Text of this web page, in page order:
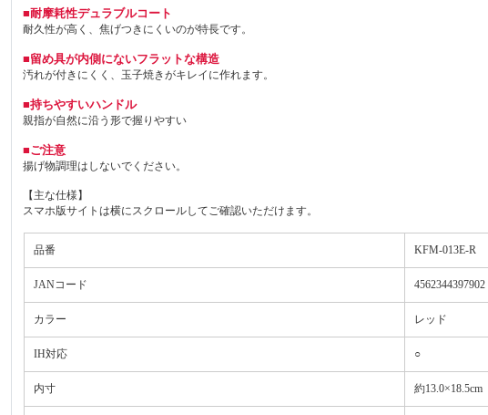
■耐摩耗性デュラブルコート
耐久性が高く、焦げつきにくいのが特長です。
■留め具が内側にないフラットな構造
汚れが付きにくく、玉子焼きがキレイに作れます。
■持ちやすいハンドル
親指が自然に沿う形で握りやすい
■ご注意
揚げ物調理はしないでください。
【主な仕様】
スマホ版サイトは横にスクロールしてご確認いただけます。
品番 KFM-013E-R
JANコード 4562344397902
カラー レッド
IH対応 ○
内寸 約13.0×18.5cm